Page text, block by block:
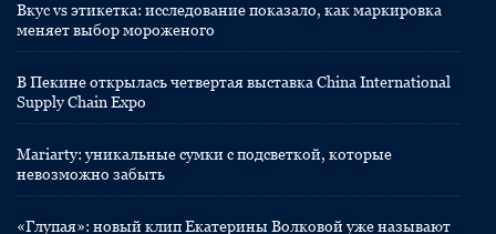
Вкус vs этикетка: исследование показало, как маркировка
меняет выбор мороженого
В Пекине открылась четвертая выставка China International
Supply Chain Expo
Mariarty: уникальные сумки с подсветкой, которые
невозможно забыть
«Глупая»: новый клип Екатерины Волковой уже называют